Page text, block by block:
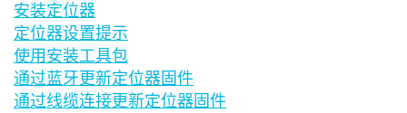
安装定位器
定位器设置提示
使用安装工具包
通过蓝牙更新定位器固件
通过线缆连接更新定位器固件